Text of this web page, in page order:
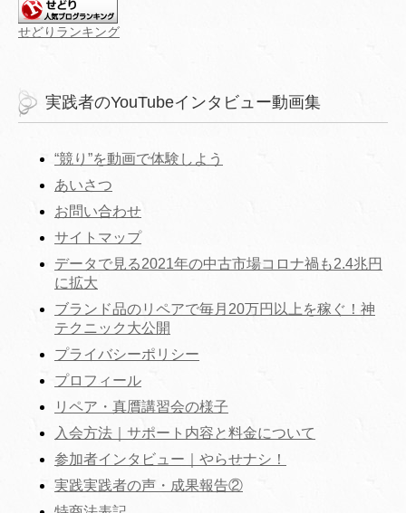
せどりランキング
実践者のYouTubeインタビュー動画集
“競り”を動画で体験しよう
あいさつ
お問い合わせ
サイトマップ
データで見る2021年の中古市場コロナ禍も2.4兆円
に拡大
ブランド品のリペアで毎月20万円以上を稼ぐ！神
テクニック大公開
プライバシーポリシー
プロフィール
リペア・真贋講習会の様子
入会方法｜サポート内容と料金について
参加者インタビュー｜やらせナシ！
実践実践者の声・成果報告②